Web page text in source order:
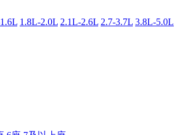
1.8L-2.0L 2.1L-2.6L 2.7-3.7L 3.8L-5.0L